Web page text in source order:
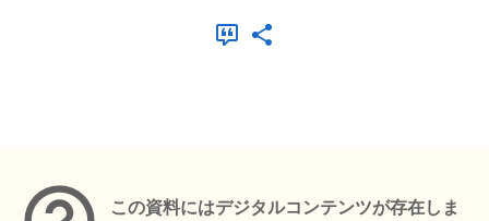
この資料にはデジタルコンテンツが存在しま